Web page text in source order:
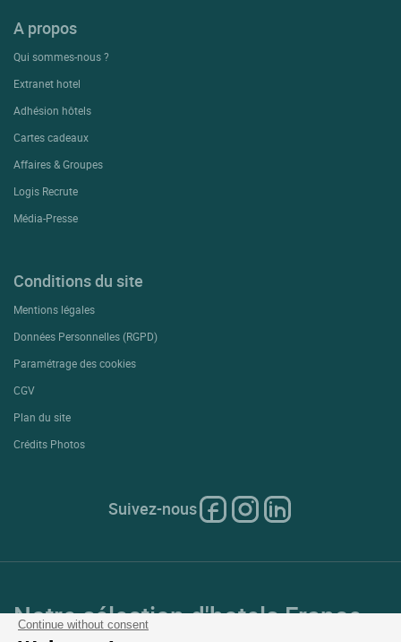
Continue without consent
A propos
Qui sommes-nous ?
Extranet hotel
Adhésion hôtels
Cartes cadeaux
Affaires & Groupes
Logis Recrute
Média-Presse
Conditions du site
Mentions légales
Données Personnelles (RGPD)
Paramétrage des cookies
CGV
Plan du site
Crédits Photos
Suivez-nous
Notre sélection d'hotels France